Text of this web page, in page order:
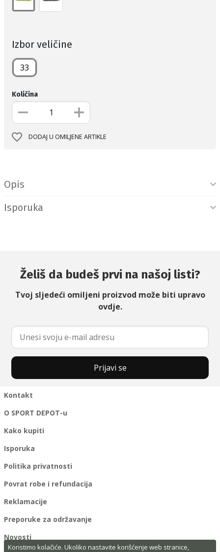
Koristimo kolačiće. Ukoliko nastavite korišćenje web stranice,
Izbor veličine
33
Količina
DODAJ U OMILJENE ARTIKLE
Opis
Isporuka
Želiš da budeš prvi na našoj listi?
Tvoj sljedeći omiljeni proizvod može biti upravo
ovdje.
Prijavi se
Kontakt
O SPORT DEPOT-u
Kako kupiti
Isporuka
Politika privatnosti
Povrat robe i refundacija
Reklamacije
Preporuke za održavanje
Novosti